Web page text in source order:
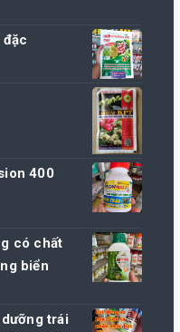
đặc
400
có chất
biển
trái